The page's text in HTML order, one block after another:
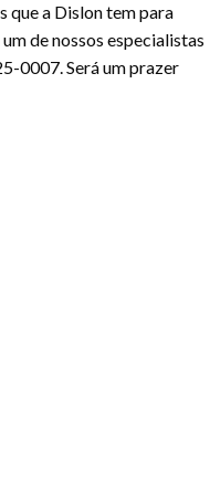
que a Dislon tem para
de nossos especialistas
0007. Será um prazer